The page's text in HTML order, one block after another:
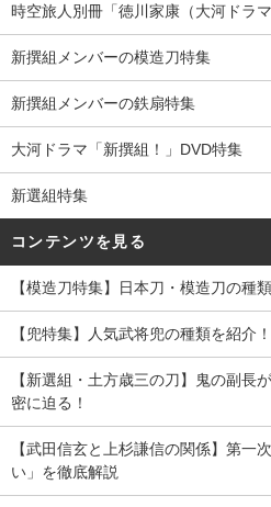
時空旅人別冊「徳川家康（大河ドラマ
新撰組メンバーの模造刀特集
新撰組メンバーの鉄扇特集
大河ドラマ「新撰組！」DVD特集
新選組特集
コンテンツを見る
【模造刀特集】日本刀・模造刀の種
【兜特集】人気武将兜の種類を紹介
【新選組・土方歳三の刀】鬼の副長
密に迫る！
【武田信玄と上杉謙信の関係】第一
い」を徹底解説